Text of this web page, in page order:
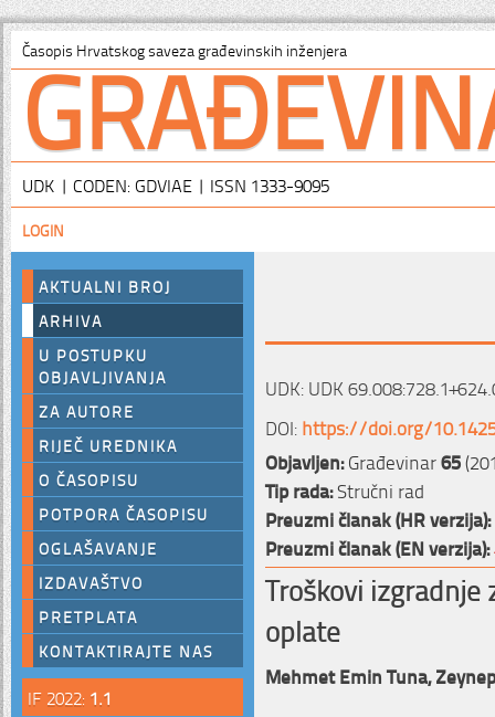
Časopis Hrvatskog saveza građevinskih inženjera
UDK | CODEN: GDVIAE | ISSN 1333-9095
LOGIN
AKTUALNI BROJ
ARHIVA
U POSTUPKU
OBJAVLJIVANJA
ZA AUTORE
RIJEČ UREDNIKA
O ČASOPISU
POTPORA ČASOPISU
OGLAŠAVANJE
IZDAVAŠTVO
PRETPLATA
KONTAKTIRAJTE NAS
IF 2022: 1.1
UDK: UDK
DOI:https://doi.org/
Objavljen:Građevinar65
Tip rada:Stručni rad
Preuzmi članak (HR verzija):
Preuzmi članak (EN verzija):
Troškovi izgradnje
oplate
Mehmet Emin Tuna,